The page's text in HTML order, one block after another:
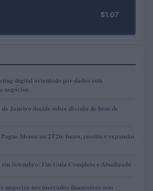
$1.07
digital orientado por dados está
negócios
Janeiro decide sobre divisão de bens de
Menos no 2T26: lucro, receita e expansão
em Setembro: Um Guia Completo e Atualizado
negociar nos mercados financeiros sem